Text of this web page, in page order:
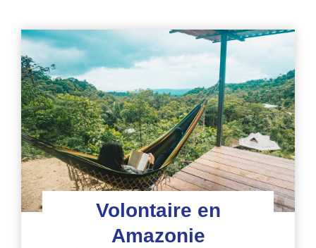
Volontaire en
Amazonie